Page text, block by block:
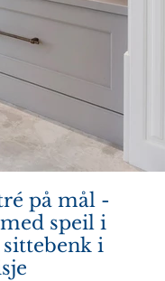
på mål -
speil i
i